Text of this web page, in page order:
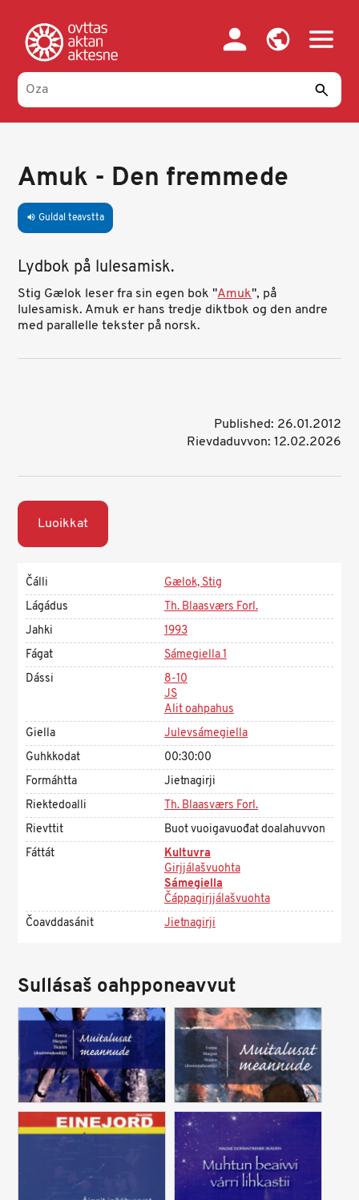
main
content
Amuk - Den fremmede
volume_up Guldal teavstta
Lydbok på lulesamisk.
Stig Gælok leser fra sin egen bok "Amuk", på
lulesamisk. Amuk er hans tredje diktbok og den andre
med parallelle tekster på norsk.
Published: 26.01.2012
Rievdaduvvon: 12.02.2026
Luoikkat
Čálli
Gælok, Stig
Lágádus
Th. Blaasværs Forl.
Jahki
1993
Fágat
Sámegiella 1
Dássi
8-10
JS
Alit oahpahus
Giella
Julevsámegiella
Guhkkodat
00:30:00
Formáhtta
Jietnagirji
Riektedoalli
Th. Blaasværs Forl.
Rievttit
Buot vuoigavuođat doalahuvvon
Fáttát
Kultuvra
Girjjálašvuohta
Sámegiella
Čáppagirjjálašvuohta
Čoavddasánit
Jietnagirji
Sullásaš oahpponeavvut